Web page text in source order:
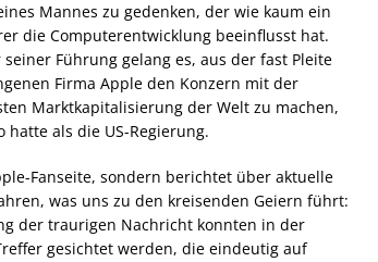
Mannes zu gedenken, der wie kaum ein
die Computerentwicklung beeinflusst hat.
seiner Führung gelang es, aus der fast Pleite
Firma Apple den Konzern mit der
Marktkapitalisierung der Welt zu machen,
als die US-Regierung.
Fanseite, sondern berichtet über aktuelle
was uns zu den kreisenden Geiern führt:
der traurigen Nachricht konnten in der
gesichtet werden, die eindeutig auf